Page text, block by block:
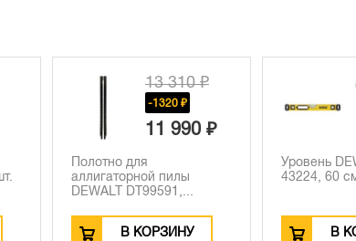
6 330 ₽
Уровень DEWALT DWHT0-
43224, 60 см.
В КОРЗИНУ
DEWALT
В